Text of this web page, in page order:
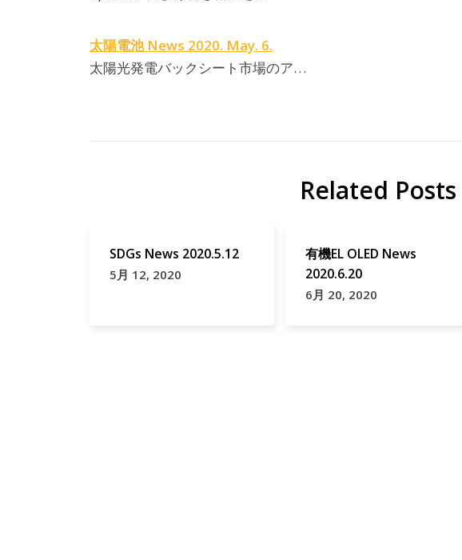
太陽電池 News 2020. May. 6.
太陽光発電バックシート市場のア…
Related Posts
SDGs News 2020.5.12
5月 12, 2020
有機EL OLED News
2020.6.20
6月 20, 2020